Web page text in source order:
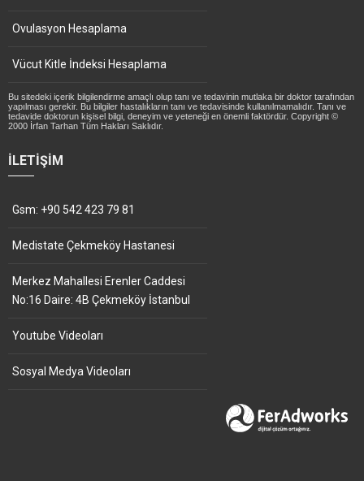
Ovulasyon Hesaplama
Vücut Kitle İndeksi Hesaplama
Bu sitedeki içerik bilgilendirme amaçlı olup tanı ve tedavinin mutlaka bir doktor tarafından
yapılması gerekir. Bu bilgiler hastalıkların tanı ve tedavisinde kullanılmamalıdır. Tanı ve
tedavide doktorun kişisel bilgi, deneyim ve yeteneği en önemli faktördür. Copyright ©
2000 İrfan Tarhan Tüm Hakları Saklıdır.
İLETIŞIM
Gsm: +90 542 423 79 81
Medistate Çekmeköy Hastanesi
Merkez Mahallesi Erenler Caddesi
No:16 Daire: 4B Çekmeköy İstanbul
Youtube Videoları
Sosyal Medya Videoları